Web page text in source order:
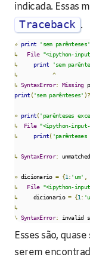
indicada. Essas
Traceback .
» print 'sem parênteses'
↳
File "<ipython-
↳
print
'sem
↳
^
↳ SyntaxError: Missing
print ('sem parênteses' )?
» print('parênteses
↳
File "<ipython-input-
↳
print( 'parênteses
↳ SyntaxError: unmatched
» dicionario = {1 : 'um'
↳
File "<ipython-
↳
     dicionario
= {1 :
↳
↳ SyntaxError: invalid
Esses são,
serem